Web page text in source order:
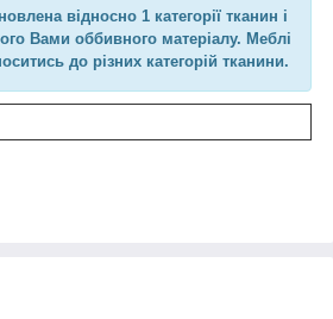
відносно 1 категорії тканин і
Вами оббивного матеріалу. Меблі
до різних категорій тканини.